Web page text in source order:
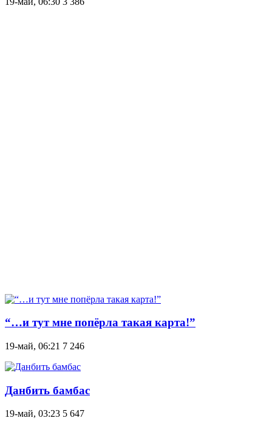
“…и тут мне попёрла такая карта!”
19-май, 06:21 7 246
Данбить бамбас
19-май, 03:23 5 647